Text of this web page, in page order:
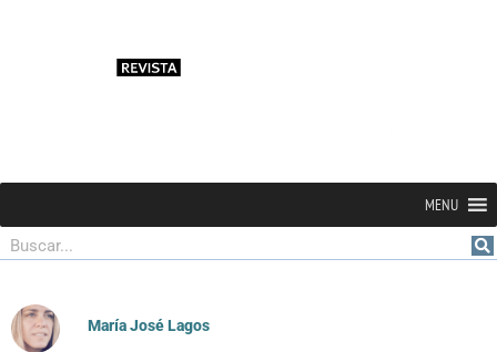
MENU
Buscar
María José Lagos